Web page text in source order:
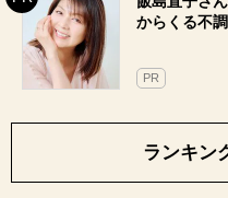
からくる不
PR
ランキン